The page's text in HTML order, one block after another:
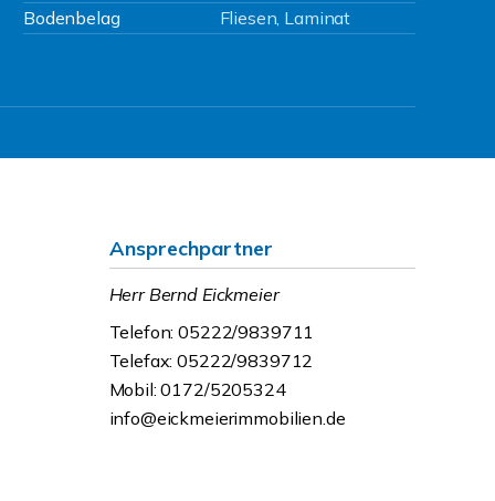
Bodenbelag Fliesen, Laminat
Ansprechpartner
Herr Bernd Eickmeier
Telefon: 05222/9839711
Telefax: 05222/9839712
Mobil: 0172/5205324
info@eickmeierimmobilien.de